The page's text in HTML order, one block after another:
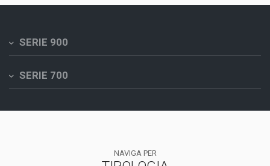
SERIE 900
SERIE 700
NAVIGA PER